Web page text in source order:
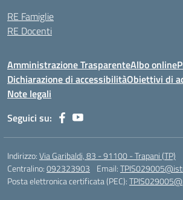
RE Famiglie
RE Docenti
Amministrazione TrasparenteAlbo online
Dichiarazione di accessibilitàObiettivi di
Note legali
Seguici su:
Indirizzo:Via Garibaldi, 83 - 91100 - Trapani (TP)
Centralino:092323903 Email:
Posta elettronica certificata (PEC):